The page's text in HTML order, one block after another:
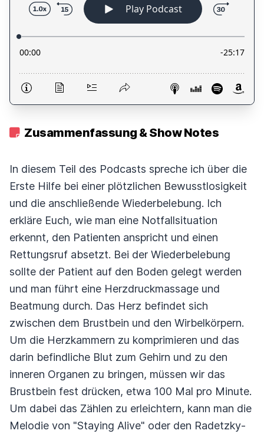
Zusammenfassung & Show Notes
In diesem Teil des Podcasts spreche ich über die
Erste Hilfe bei einer plötzlichen Bewusstlosigkeit
und die anschließende Wiederbelebung. Ich
erkläre Euch, wie man eine Notfallsituation
erkennt, den Patienten anspricht und einen
Rettungsruf absetzt. Bei der Wiederbelebung
sollte der Patient auf den Boden gelegt werden
und man führt eine Herzdruckmassage und
Beatmung durch. Das Herz befindet sich
zwischen dem Brustbein und den Wirbelkörpern.
Um die Herzkammern zu komprimieren und das
darin befindliche Blut zum Gehirn und zu den
inneren Organen zu bringen, müssen wir das
Brustbein fest drücken, etwa 100 Mal pro Minute.
Um dabei das Zählen zu erleichtern, kann man die
Melodie von "Staying Alive" oder den Radetzky-